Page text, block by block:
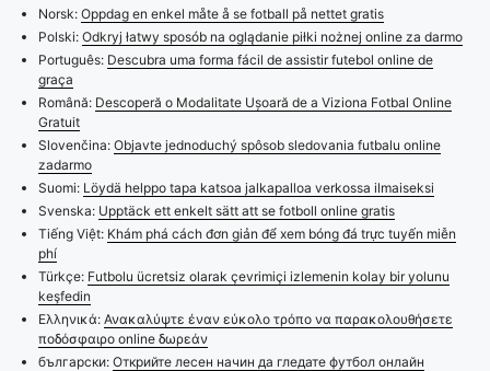
Norsk: Oppdag en enkel måte å se fotball på nettet gratis
Polski: Odkryj łatwy sposób na oglądanie piłki nożnej online za darmo
Português: Descubra uma forma fácil de assistir futebol online de
graça
Română: Descoperă o Modalitate Ușoară de a Viziona Fotbal Online
Gratuit
Slovenčina: Objavte jednoduchý spôsob sledovania futbalu online
zadarmo
Suomi: Löydä helppo tapa katsoa jalkapalloa verkossa ilmaiseksi
Svenska: Upptäck ett enkelt sätt att se fotboll online gratis
Tiếng Việt: Khám phá cách đơn giản để xem bóng đá trực tuyến miễn
phí
Türkçe: Futbolu ücretsiz olarak çevrimiçi izlemenin kolay bir yolunu
keşfedin
Ελληνικά: Ανακαλύψτε έναν εύκολο τρόπο να παρακολουθήσετε
ποδόσφαιρο online δωρεάν
български: Открийте лесен начин да гледате футбол онлайн